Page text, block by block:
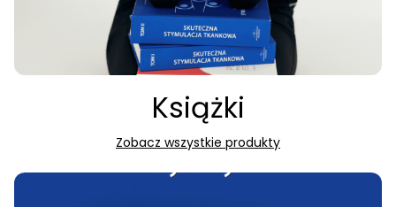
Książki
Zobacz wszystkie produkty